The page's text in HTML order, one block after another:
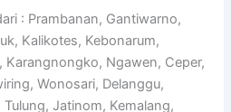
: Prambanan, Gantiwarno,
Kalikotes, Kebonarum,
Ngawen, Ceper,
Wonosari, Delanggu,
Jatinom, Kemalang,